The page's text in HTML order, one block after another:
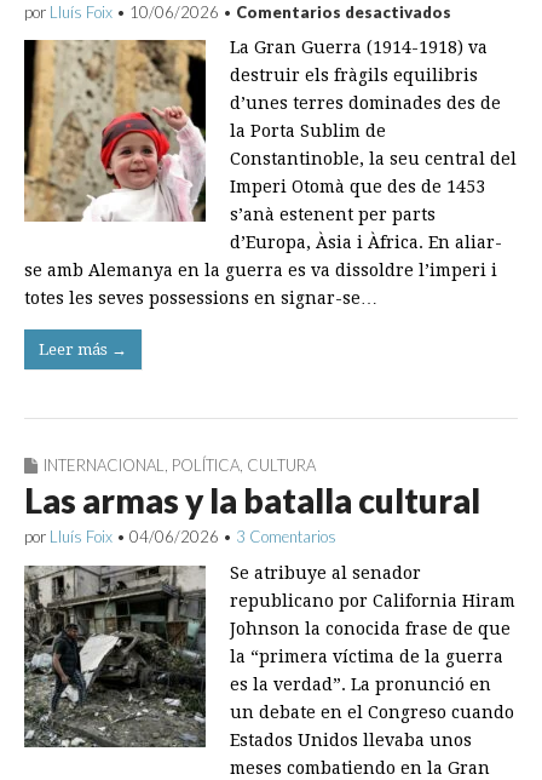
por Lluís Foix • 10/06/2026 • Comentarios desactivados
Líban,
de
l’harmonia
al
La Gran Guerra (1914-1918) va
destruir els fràgils equilibris
d’unes terres dominades des de
la Porta Sublim de
Constantinoble, la seu central del
Imperi Otomà que des de 1453
s’anà estenent per parts
d’Europa, Àsia i Àfrica. En aliar-
se amb Alemanya en la guerra es va dissoldre l’imperi i
totes les seves possessions en signar-se…
Leer más →
INTERNACIONAL, POLÍTICA, CULTURA
Las armas y la batalla cultural
por Lluís Foix • 04/06/2026 • 3 Comentarios
Se atribuye al senador
republicano por California Hiram
Johnson la conocida frase de que
la “primera víctima de la guerra
es la verdad”. La pronunció en
un debate en el Congreso cuando
Estados Unidos llevaba unos
meses combatiendo en la Gran